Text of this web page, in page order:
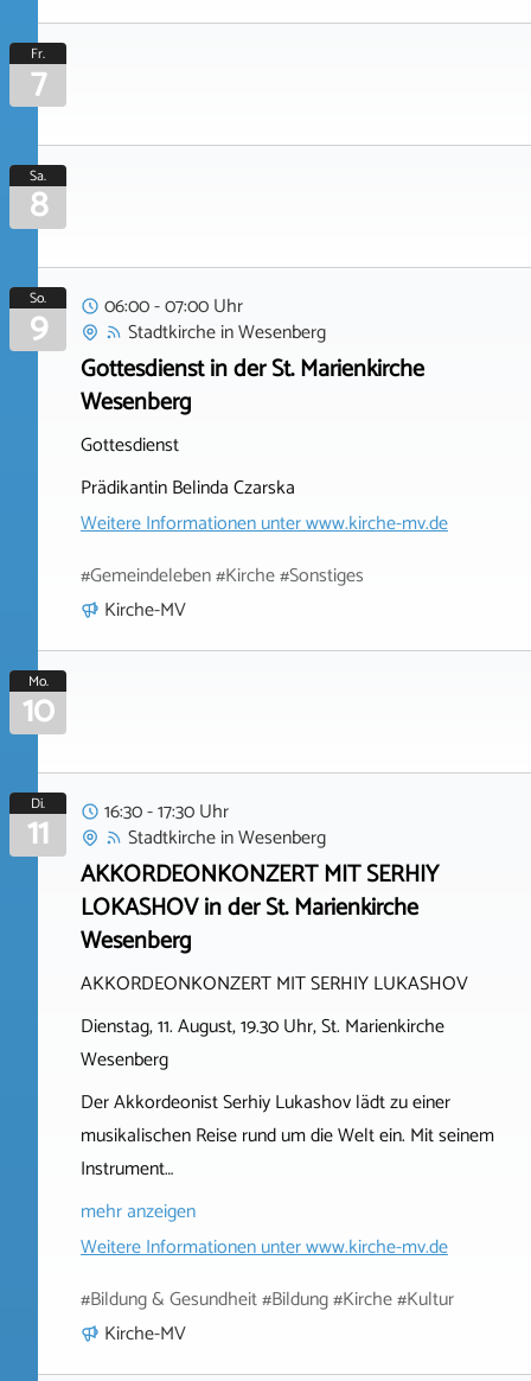
Fr.
7
Sa.
8
So.
9
06:00 - 07:00 Uhr
StadtkircheinWesenberg
Gottesdienst in der St. Marienkirche
Wesenberg
Gottesdienst
Prädikantin Belinda Czarska
Weitere Informationen unterwww.kirche-mv.de
#Gemeindeleben #Kirche #Sonstiges
Kirche-MV
Mo.
10
Di.
11
16:30 - 17:30 Uhr
StadtkircheinWesenberg
AKKORDEONKONZERT MIT SERHIY
LOKASHOV in der St. Marienkirche
Wesenberg
AKKORDEONKONZERT MIT SERHIY LUKASHOV
Dienstag, 11. August, 19.30 Uhr, St. Marienkirche
Wesenberg
Der Akkordeonist Serhiy Lukashov lädt zu einer
musikalischen Reise rund um die Welt ein. Mit seinem
Instrument…
mehr anzeigen
Weitere Informationen unterwww.kirche-mv.de
#Bildung & Gesundheit #Bildung #Kirche #Kultur
Kirche-MV